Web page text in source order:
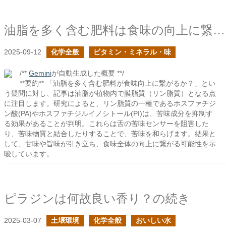
油脂を多く含む肥料は食味の向上に繋がるか？
2025-09-12 化学全般 ビタミン・ミネラル・味
/** Geminiが自動生成した概要 **/
**要約** 「油脂を多く含む肥料が食味向上に繋がるか？」とい
う疑問に対し、記事は油脂が植物内で膜脂質（リン脂質）となる点
に注目します。研究によると、リン脂質の一種であるホスファチジ
ン酸(PA)やホスファチジルイノシトール(PI)は、苦味成分を抑制す
る効果があることが判明。これらは舌の苦味センサーを阻害した
り、苦味物質と結合したりすることで、苦味を和らげます。結果と
して、甘味や旨味が引き立ち、食味全体の向上に繋がる可能性を示
唆しています。
ピラジンは何故良い香り？の続き
2025-03-07 土壌環境 化学全般 おいしい水